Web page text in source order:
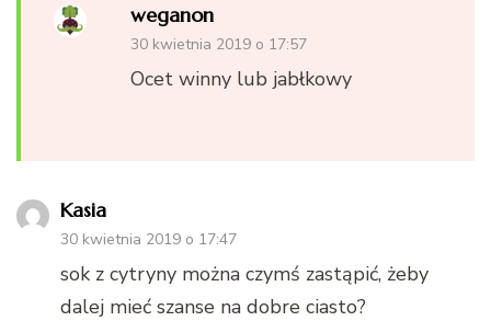
weganon
30 kwietnia 2019 o 17:57
Ocet winny lub jabłkowy
Kasia
30 kwietnia 2019 o 17:47
sok z cytryny można czymś zastąpić, żeby
dalej mieć szanse na dobre ciasto?